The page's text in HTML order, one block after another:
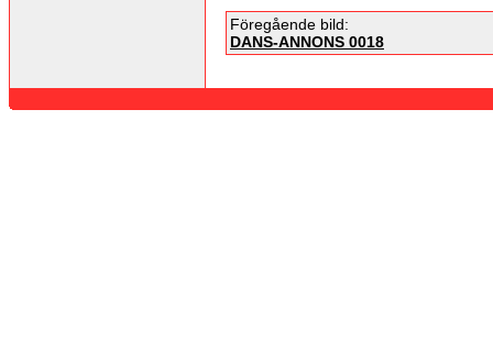
Föregående bild:
DANS-ANNONS 0018